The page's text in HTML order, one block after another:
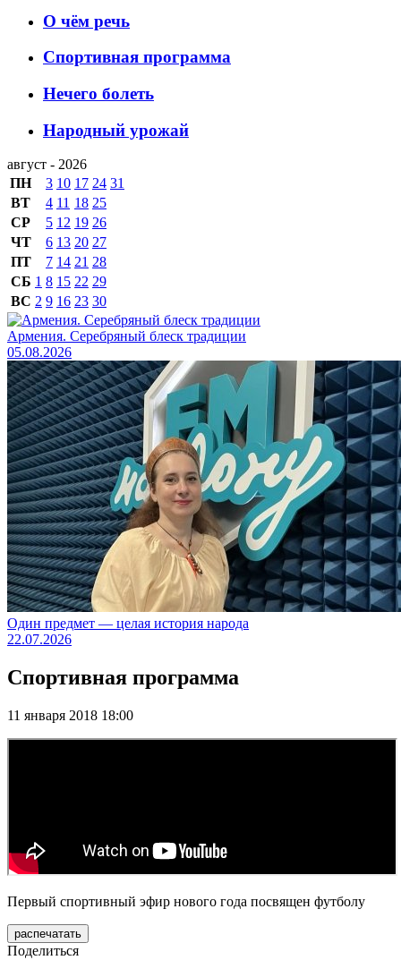
О чём речь
Спортивная программа
Нечего болеть
Народный урожай
август - 2026
ПН
3 10 17 24 31
ВТ
4 11 18 25
СР
5 12 19 26
ЧТ
6 13 20 27
ПТ
7 14 21 28
СБ 1 8 15 22 29
ВС 2 9 16 23 30
Армения. Серебряный блеск традиции
05.08.2026
Один предмет — целая история народа
22.07.2026
Спортивная программа
11 января 2018 18:00
Первый спортивный эфир нового года посвящен футболу
распечатать
Поделиться